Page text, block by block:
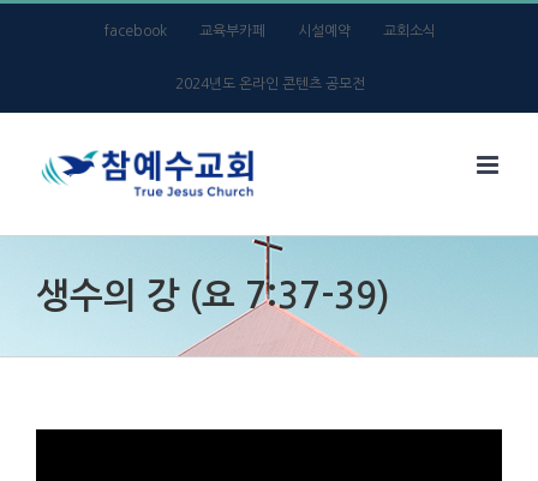
facebook 교육부카페 시설예약 교회소식
2024년도 온라인 콘텐츠 공모전
생수의 강 (요 7:37-39)